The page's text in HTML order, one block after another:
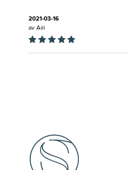
2021-03-16
av Airi